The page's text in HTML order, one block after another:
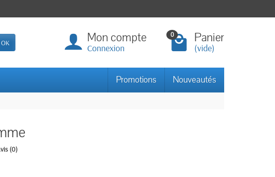
OK Mon compte
Connexion
0 Panier
(vide)
Promotions Nouveautés
(0)